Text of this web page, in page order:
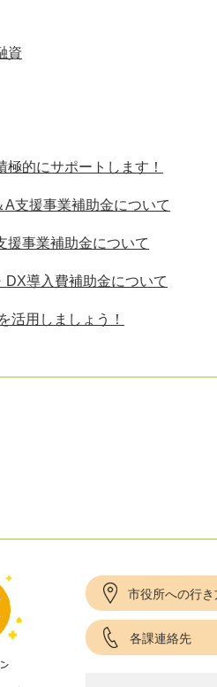
資
的にサポートします！
支援事業補助金について
援事業補助金について
導入費補助金について
活用しましょう！
市役所への行き
各課連絡先